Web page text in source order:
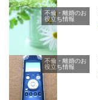
不倫・離婚のお
役立ち情報
不倫・離婚のお
役立ち情報